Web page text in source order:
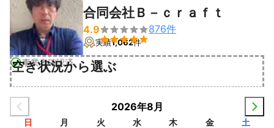
事業者確認済
合同会社Ｂ－ｃｒａｆｔ
4.9

876件
実績1,062件
空き状況から選ぶ
2026年8月
日 月 火 水 木 金 土